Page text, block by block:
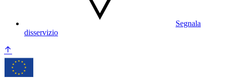
Segnala
disservizio